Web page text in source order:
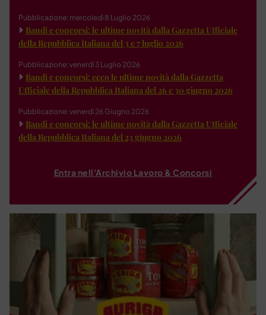
Pubblicazione: mercoledì 8 Luglio 2026
Bandi e concorsi: le ultime novità dalla Gazzetta Ufficiale
della Repubblica Italiana del 3 e 7 luglio 2026
Pubblicazione: venerdì 3 Luglio 2026
Bandi e concorsi: ecco le ultime novità dalla Gazzetta
Ufficiale della Repubblica Italiana del 26 e 30 giugno 2026
Pubblicazione: venerdì 26 Giugno 2026
Bandi e concorsi: le ultime novità dalla Gazzetta Ufficiale
della Repubblica Italiana del 23 giugno 2026
Entra nell'Archivio Lavoro & Concorsi